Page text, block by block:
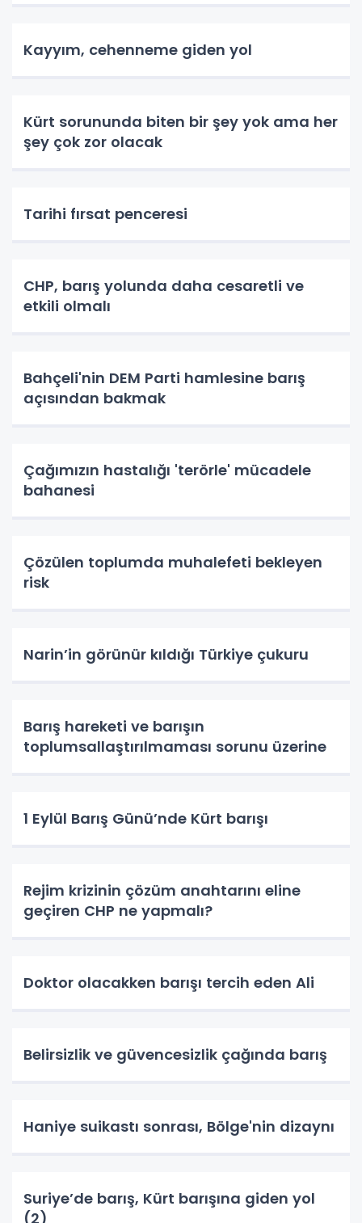
Kayyım, cehenneme giden yol
Kürt sorununda biten bir şey yok ama her
şey çok zor olacak
Tarihi fırsat penceresi
CHP, barış yolunda daha cesaretli ve
etkili olmalı
Bahçeli'nin DEM Parti hamlesine barış
açısından bakmak
Çağımızın hastalığı 'terörle' mücadele
bahanesi
Çözülen toplumda muhalefeti bekleyen
risk
Narin’in görünür kıldığı Türkiye çukuru
Barış hareketi ve barışın
toplumsallaştırılmaması sorunu üzerine
1 Eylül Barış Günü’nde Kürt barışı
Rejim krizinin çözüm anahtarını eline
geçiren CHP ne yapmalı?
Doktor olacakken barışı tercih eden Ali
Belirsizlik ve güvencesizlik çağında barış
Haniye suikastı sonrası, Bölge'nin dizaynı
Suriye’de barış, Kürt barışına giden yol
(2)